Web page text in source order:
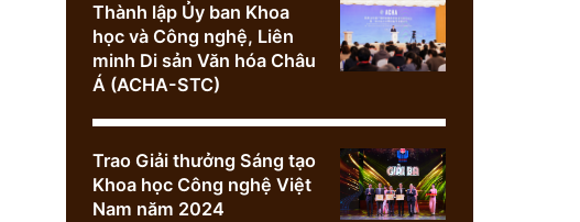
Thành lập Ủy ban Khoa
học và Công nghệ, Liên
minh Di sản Văn hóa Châu
Á (ACHA-STC)
Trao Giải thưởng Sáng tạo
Khoa học Công nghệ Việt
Nam năm 2024